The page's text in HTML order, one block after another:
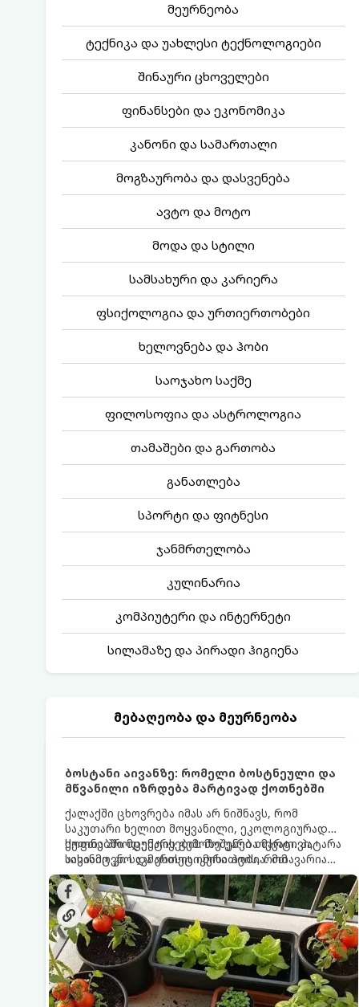
მეურნეობა
ტექნიკა და უახლესი ტექნოლოგიები
შინაური ცხოველები
ფინანსები და ეკონომიკა
კანონი და სამართალი
მოგზაურობა და დასვენება
ავტო და მოტო
მოდა და სტილი
სამსახური და კარიერა
ფსიქოლოგია და ურთიერთობები
ხელოვნება და ჰობი
საოჯახო საქმე
ფილოსოფია და ასტროლოგია
თამაშები და გართობა
განათლება
სპორტი და ფიტნესი
ჯანმრთელობა
კულინარია
კომპიუტერი და ინტერნეტი
სილამაზე და პირადი ჰიგიენა
მებაღეობა და მეურნეობა
ბოსტანი აივანზე: რომელი ბოსტნეული და
მწვანილი იზრდება მარტივად ქოთნებში
ქალაქში ცხოვრება იმას არ ნიშნავს, რომ
საკუთარი ხელით მოყვანილი, ეკოლოგიურად
სუფთა პროდუქტის გემოზე უარი თქვათ. პატარა
აივანიც კი საკმარისია იმისათვის, რომ
მოიწყოთ მინი-ბოსტანი, საიდანაც
ყოველდღიურად ახალ, არომატულ მწვანილსა
და ბოსტნეულს მოკრეფთ.
ქოთნებში მცენარეების მოშენება მარტივი,
სასიამოვნო და ესთეტიკური ჰობია. მთავარია
იცოდეთ, რომელი კულტურები ეგუებიან
ქოთნის პირობებს ყველაზე კარგად და როგორ
მოუაროთ მათ სწორად.